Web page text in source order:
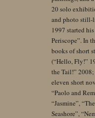
20 solo
and photo still-
1997 started
Periscope”. In
books of short
(“Hello, Fly!”
the Tail!”
eleven short
“Paolo and
“Jasmine”,
Seashore”,